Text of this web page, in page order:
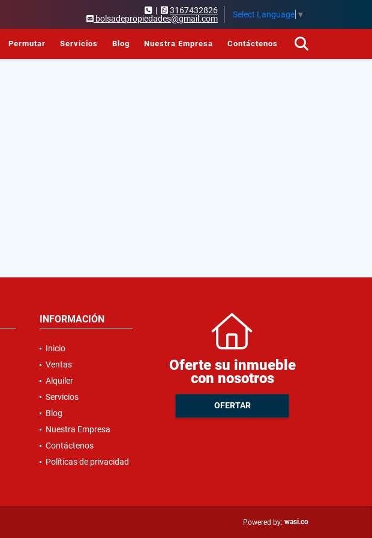
|
3167432826
bolsadepropiedades@gmail.com
Select Language ▼
Permutar Servicios Blog Nuestra Empresa Contáctenos
INFORMACIÓN
Inicio
Ventas
Alquiler
Servicios
Blog
Nuestra Empresa
Contáctenos
Políticas de privacidad
Oferte su inmueble
con nosotros
OFERTAR
Powered by: wasi.co